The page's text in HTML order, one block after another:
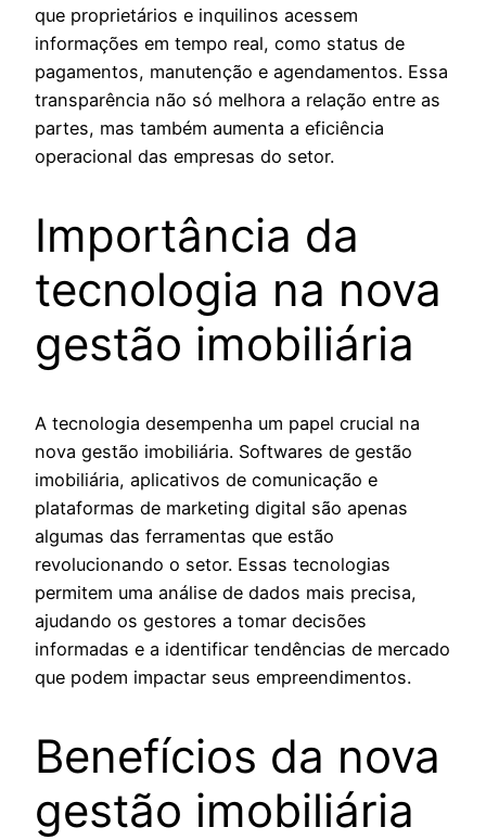
que proprietários e inquilinos acessem
informações em tempo real, como status de
pagamentos, manutenção e agendamentos. Essa
transparência não só melhora a relação entre as
partes, mas também aumenta a eficiência
operacional das empresas do setor.
Importância da
tecnologia na nova
gestão imobiliária
A tecnologia desempenha um papel crucial na
nova gestão imobiliária. Softwares de gestão
imobiliária, aplicativos de comunicação e
plataformas de marketing digital são apenas
algumas das ferramentas que estão
revolucionando o setor. Essas tecnologias
permitem uma análise de dados mais precisa,
ajudando os gestores a tomar decisões
informadas e a identificar tendências de mercado
que podem impactar seus empreendimentos.
Benefícios da nova
gestão imobiliária